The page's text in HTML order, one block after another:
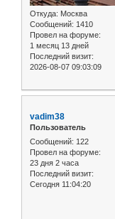
Откуда: Москва
Сообщений: 1410
Провел на форуме:
1 месяц 13 дней
Последний визит:
2026-08-07 09:03:09
vadim38
Пользователь
Сообщений: 122
Провел на форуме:
23 дня 2 часа
Последний визит:
Сегодня 11:04:20